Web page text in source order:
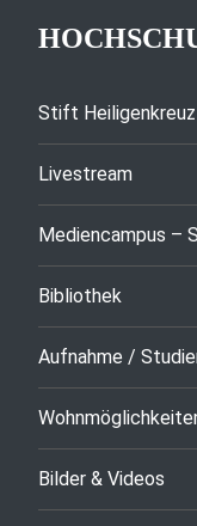
Stift Heiligenkreuz
Livestream
Mediencampus –
Bibliothek
Aufnahme /
Bilder & Videos